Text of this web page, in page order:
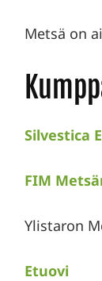
Metsä on
Silvestica
FIM
Ylistaron
Etuovi